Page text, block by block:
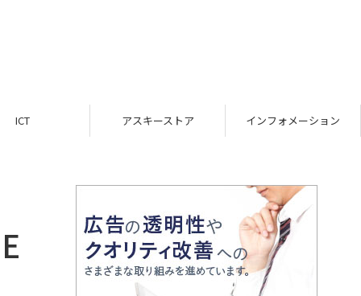
アスキーストア インフォメーション TOP